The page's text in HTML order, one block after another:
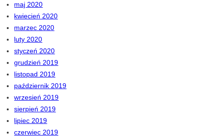
maj 2020
kwiecień 2020
marzec 2020
luty 2020
styczeń 2020
grudzień 2019
listopad 2019
październik 2019
wrzesień 2019
sierpień 2019
lipiec 2019
czerwiec 2019